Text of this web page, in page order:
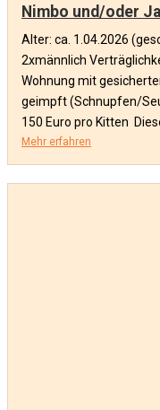
Nimbo und/oder
Alter: ca. 1.04.2026
2xmännlich
Wohnung mit
geimpft (Schnupfen/
150 Euro pro Kitten
Mehr erfahren